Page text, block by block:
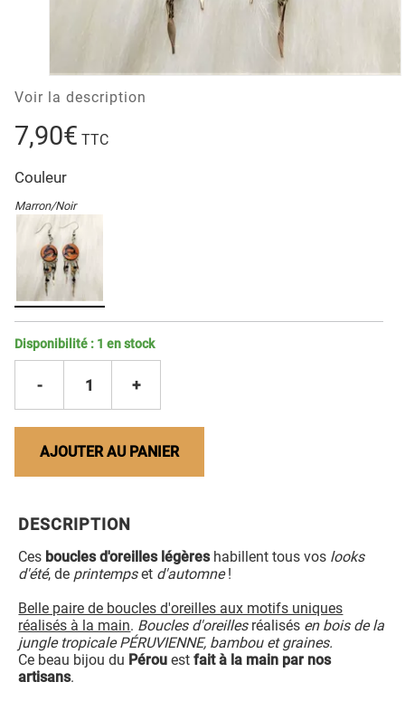
Voir la description
7,90€ TTC
Couleur
Marron/Noir
Disponibilité : 1 en stock
- 1 +
AJOUTER AU PANIER
DESCRIPTION
Ces boucles d'oreilles légèreshabillent tous vos looks
d'été, de printempset d'automne!
Belle paire de boucles d'oreilles aux motifs uniques
réalisés à la main. Boucles d'oreillesréalisés en bois de la
jungle tropicale PÉRUVIENNE, bambou et graines.
Ce beau bijou du Pérou estfait à la main par nos
artisans.